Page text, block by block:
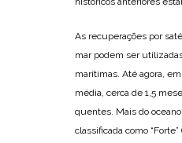
As recuperações por
mar podem ser
marítimas. Até agora,
média, cerca de 1,5
quentes. Mais do
classificada como “Forte”